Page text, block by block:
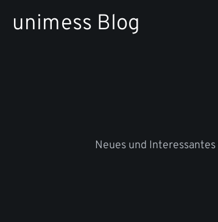
Inhaltunimess Blog
Neues und